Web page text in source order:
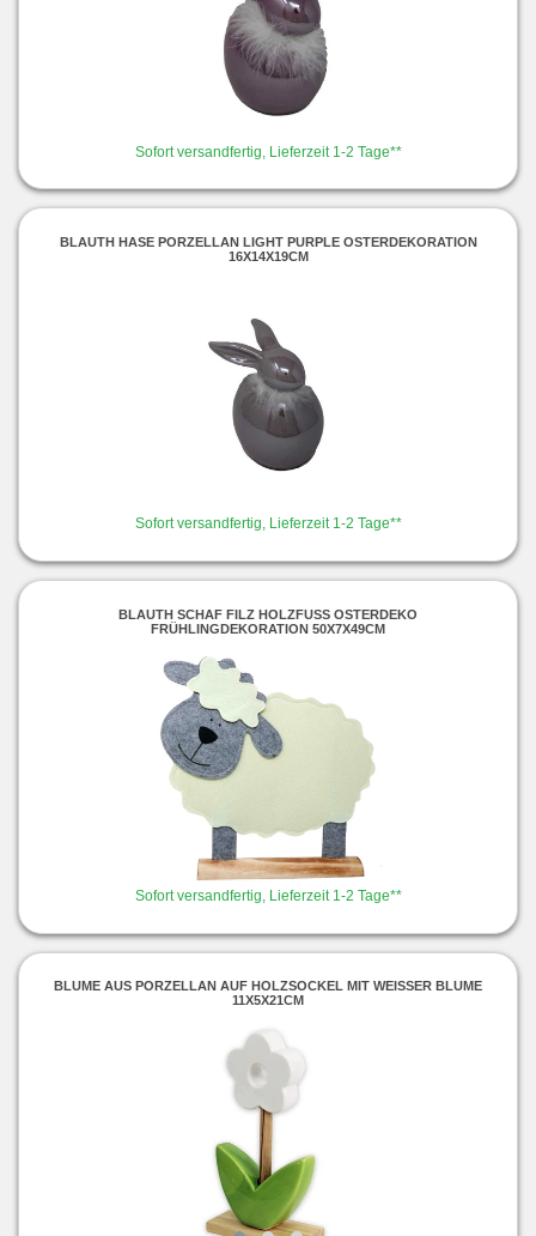
Sofort versandfertig, Lieferzeit 1-2 Tage**
BLAUTH HASE PORZELLAN LIGHT PURPLE OSTERDEKORATION
16X14X19CM
Sofort versandfertig, Lieferzeit 1-2 Tage**
BLAUTH SCHAF FILZ HOLZFUSS OSTERDEKO F
RÜHLINGDEKORATION 50X7X49CM
Sofort versandfertig, Lieferzeit 1-2 Tage**
BLUME AUS PORZELLAN AUF HOLZSOCKEL MIT WEISSER BLUME 1
1X5X21CM